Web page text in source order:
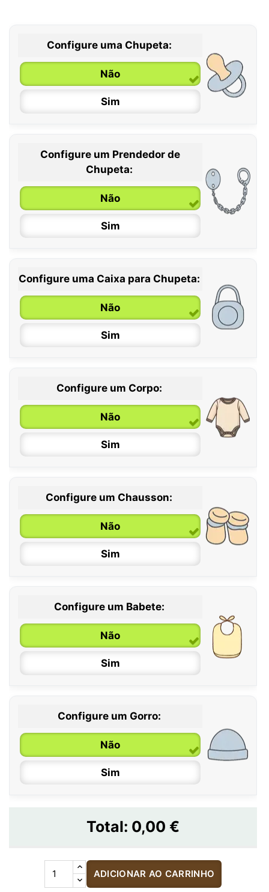
Configure uma Chupeta:
Não
Sim
0 / 6 meses
6 / 36 meses
Configure um Prendedor de
Chupeta:
Não
Sim
Configure uma Caixa para Chupeta:
Não
Sim
Configure um Corpo:
Não
Sim
0 / 6 meses
6 / 12 meses
12 / 18 meses
Configure um Chausson:
Não
Sim
Configure um Babete:
Não
Sim
Configure um Gorro:
Não
Sim
Total: 0,00 €
ADICIONAR AO CARRINHO